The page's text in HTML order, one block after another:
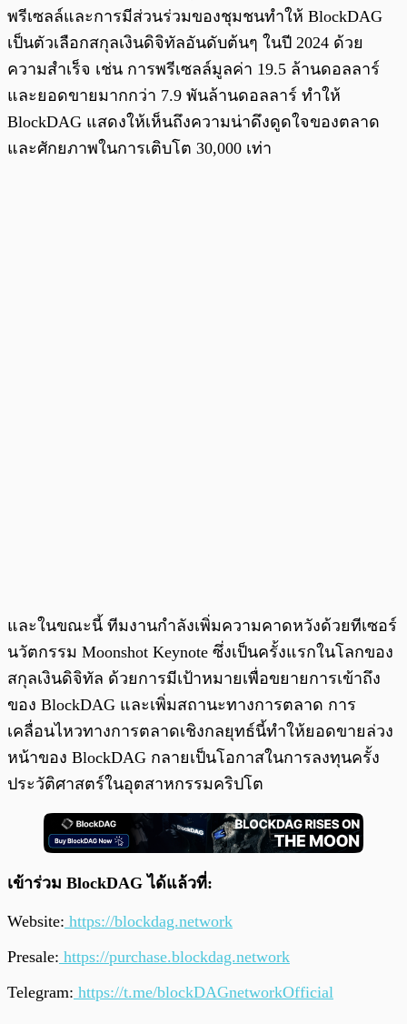
พรีเซลล์และการมีส่วนร่วมของชุมชนทำให้ BlockDAG
เป็นตัวเลือกสกุลเงินดิจิทัลอันดับต้นๆ ในปี 2024 ด้วย
ความสำเร็จ เช่น การพรีเซลล์มูลค่า 19.5 ล้านดอลลาร์
และยอดขายมากกว่า 7.9 พันล้านดอลลาร์ ทำให้
BlockDAG แสดงให้เห็นถึงความน่าดึงดูดใจของตลาด
และศักยภาพในการเติบโต 30,000 เท่า
และในขณะนี้ ทีมงานกำลังเพิ่มความคาดหวังด้วยทีเซอร์
นวัตกรรม Moonshot Keynote ซึ่งเป็นครั้งแรกในโลกของ
สกุลเงินดิจิทัล ด้วยการมีเป้าหมายเพื่อขยายการเข้าถึง
ของ BlockDAG และเพิ่มสถานะทางการตลาด การ
เคลื่อนไหวทางการตลาดเชิงกลยุทธ์นี้ทำให้ยอดขายล่วง
หน้าของ BlockDAG กลายเป็นโอกาสในการลงทุนครั้ง
ประวัติศาสตร์ในอุตสาหกรรมคริปโต
เข้าร่วม BlockDAG ได้แล้วที่:
Website: https://blockdag.network
Presale: https://purchase.blockdag.network
Telegram: https://t.me/blockDAGnetworkOfficial